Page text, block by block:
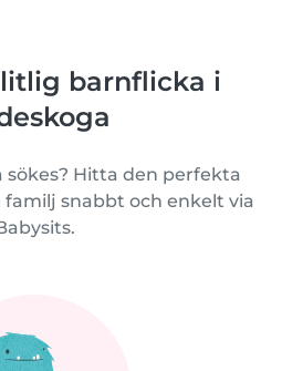
barnflicka i
sökes? Hitta den perfekta
snabbt och enkelt via